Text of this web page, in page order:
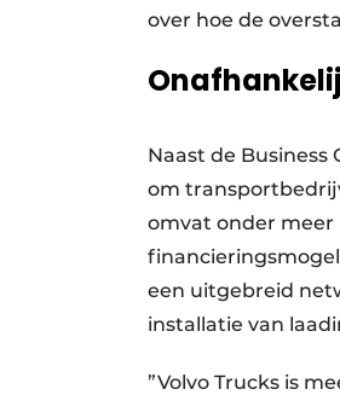
over hoe de
Naast de Business
om
omvat onder meer
een uitgebreid
installatie van
”Volvo Trucks is